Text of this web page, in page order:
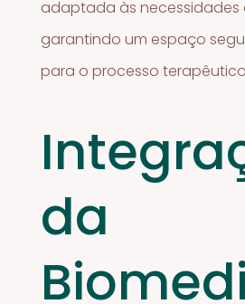
adaptada às necessidades
garantindo um espaço
para o processo
da